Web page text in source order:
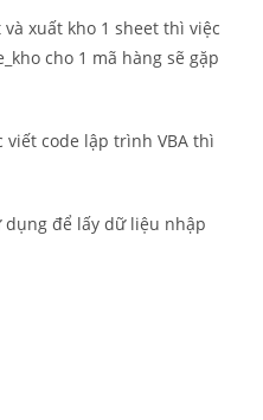
xuất kho 1 sheet thì việc
cho 1 mã hàng sẽ gặp
code lập trình VBA thì
dụng để lấy dữ liệu nhập